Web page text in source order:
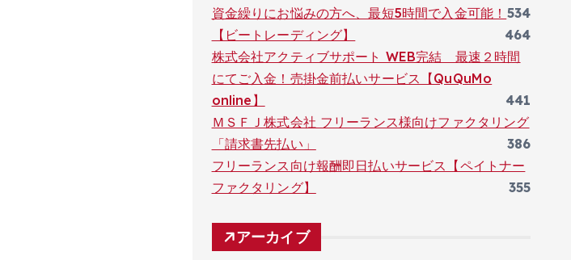
534
資金繰りにお悩みの方へ、最短5時間で入金可能！
【ビートレーディング】
464
株式会社アクティブサポート WEB完結 最速２時間
にてご入金！売掛金前払いサービス【QuQuMo
online】
441
ＭＳＦＪ株式会社 フリーランス様向けファクタリング
「請求書先払い」
386
フリーランス向け報酬即日払いサービス【ペイトナー
ファクタリング】
355
アーカイブ